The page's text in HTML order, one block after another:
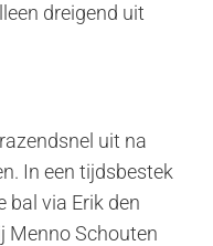
dreigend uit
uit na
In een tijdsbestek
bal via Erik den
Menno Schouten